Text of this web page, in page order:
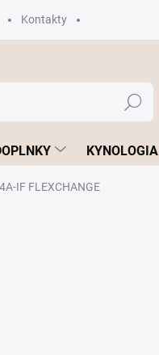
Kontakty
Hľadať
KYNOLOGIA
IF FLEXCHANGE